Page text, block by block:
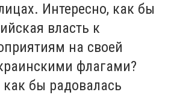
Интересно, как бы
власть к
на своей
флагами?
бы радовалась